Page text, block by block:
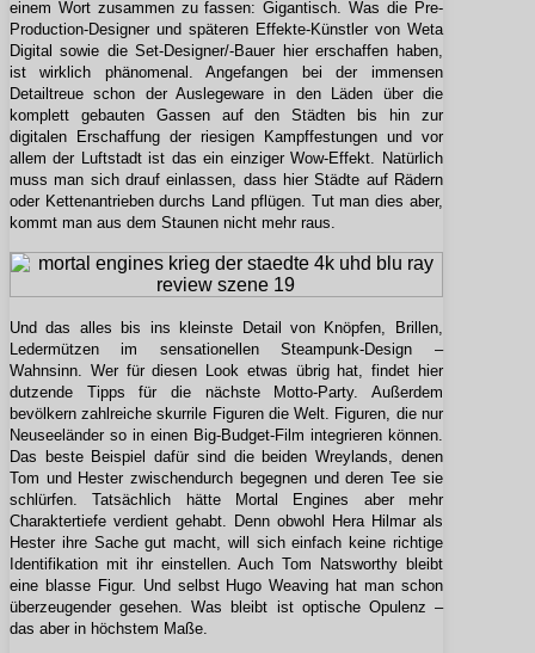
einem Wort zusammen zu fassen: Gigantisch. Was die Pre-
Production-Designer und späteren Effekte-Künstler von Weta
Digital sowie die Set-Designer/-Bauer hier erschaffen haben,
ist wirklich phänomenal. Angefangen bei der immensen
Detailtreue schon der Auslegeware in den Läden über die
komplett gebauten Gassen auf den Städten bis hin zur
digitalen Erschaffung der riesigen Kampffestungen und vor
allem der Luftstadt ist das ein einziger Wow-Effekt. Natürlich
muss man sich drauf einlassen, dass hier Städte auf Rädern
oder Kettenantrieben durchs Land pflügen. Tut man dies aber,
kommt man aus dem Staunen nicht mehr raus.
Und das alles bis ins kleinste Detail von Knöpfen, Brillen,
Ledermützen im sensationellen Steampunk-Design –
Wahnsinn. Wer für diesen Look etwas übrig hat, findet hier
dutzende Tipps für die nächste Motto-Party. Außerdem
bevölkern zahlreiche skurrile Figuren die Welt. Figuren, die nur
Neuseeländer so in einen Big-Budget-Film integrieren können.
Das beste Beispiel dafür sind die beiden Wreylands, denen
Tom und Hester zwischendurch begegnen und deren Tee sie
schlürfen. Tatsächlich hätte Mortal Engines aber mehr
Charaktertiefe verdient gehabt. Denn obwohl Hera Hilmar als
Hester ihre Sache gut macht, will sich einfach keine richtige
Identifikation mit ihr einstellen. Auch Tom Natsworthy bleibt
eine blasse Figur. Und selbst Hugo Weaving hat man schon
überzeugender gesehen. Was bleibt ist optische Opulenz –
das aber in höchstem Maße.